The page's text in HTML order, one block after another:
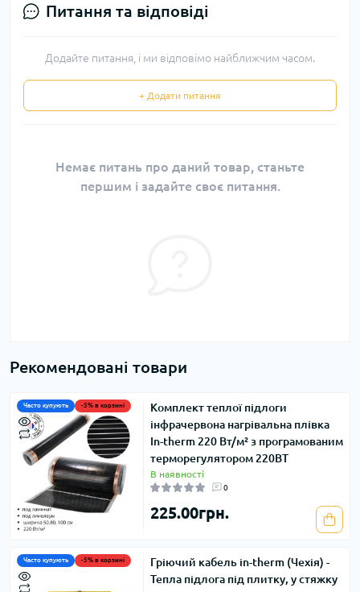
Питання та відповіді
Додайте питання, і ми відповімо найближчим часом.
+ Додати питання
Немає питань про даний товар, станьте
першим і задайте своє питання.
Рекомендовані товари
Часто купують -5% в корзині
Комплект теплої підлоги
інфрачервона нагрівальна плівка
In-therm 220 Вт/м² з програмованим
терморегулятором 220ВТ
В наявності
0
225.00грн.
Часто купують -5% в корзині
Гріючий кабель in-therm (Чехія) -
Тепла підлога під плитку, у стяжку